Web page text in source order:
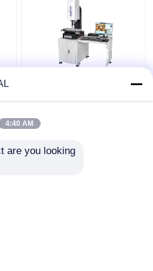
,
機、カスタマイズされ
たサポート向け
4:40 AM
are you looking